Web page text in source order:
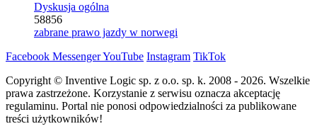
Dyskusja ogólna
58856
zabrane prawo jazdy w norwegi
Facebook MessengerYouTube Instagram TikTok
Copyright © Inventive Logic sp. z o.o. sp. k. 2008 - 2026. Wszelkie
prawa zastrzeżone. Korzystanie z serwisu oznacza akceptację
regulaminu. Portal nie ponosi odpowiedzialności za publikowane
treści użytkowników!